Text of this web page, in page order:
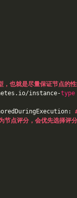
，也就是尽量保证节点的
instance-type
点评分，会优先选择评